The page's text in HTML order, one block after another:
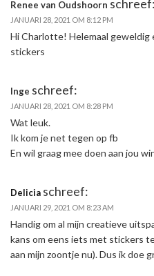
Renee van Oudshoorn schreef:
JANUARI 28, 2021 OM 8:12 PM
Hi Charlotte! Helemaal geweldig
stickers
Inge schreef:
JANUARI 28, 2021 OM 8:28 PM
Wat leuk.
Ik kom je net tegen op fb
En wil graag mee doen aan jou
Delicia schreef:
JANUARI 29, 2021 OM 8:23 AM
Handig om al mijn creatieve
kans om eens iets met stickers
aan mijn zoontje nu). Dus ik doe